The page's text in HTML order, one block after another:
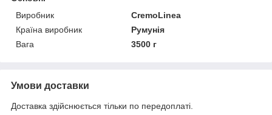
Виробник
CremoLinea
Країна виробник
Румунія
Вага
3500 г
Умови доставки
Доставка здійснюється тільки по передоплаті.